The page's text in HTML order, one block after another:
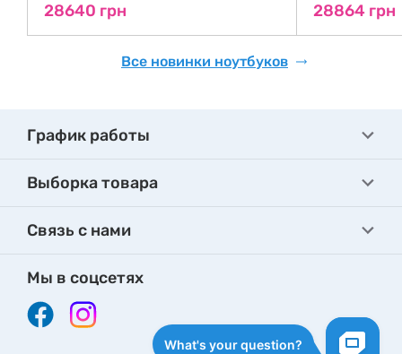
28640 грн 28864 грн
Все новинки ноутбуков
График работы
Выборка товара
Связь с нами
Мы в соцсетях